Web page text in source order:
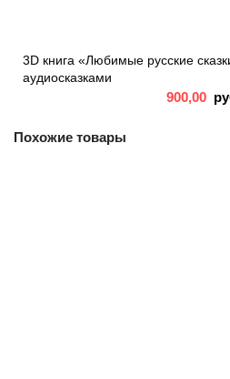
3D книга «Любимые русские
аудиосказками
900,00
Похожие товары